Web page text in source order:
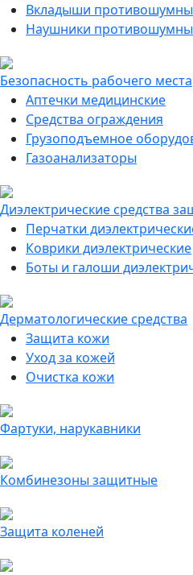
Вкладыши
Наушники
Безопасность рабочего места
Аптечки медицинские
Средства ограждения
Грузоподъемное
Газоанализаторы
Диэлектрические средства
Перчатки
Коврики диэлектрические
Боты и галоши
Дерматологические средства
Защита кожи
Уход за кожей
Очистка кожи
Фартуки, нарукавники
Комбинезоны защитные
Защита коленей